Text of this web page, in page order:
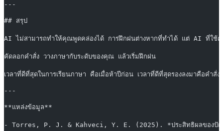
---
## สรุป
AI ไม่สามารถทำให้คุณพูดคล่องได้ การฝึกฝนต่างหากที่ทำได้ แต่ AI ที่ใช้ค
คัดลอกคำสั่ง วางภาษากับระดับของคุณ แล้วเริ่มฝึกฝน
เวลาที่ดีที่สุดในการเรียนภาษา คือเมื่อห้าปีก่อน เวลาที่ดีที่สุดรองลงมาคือคำสั่ง
---
**แหล่งข้อมูล**
- Torres, P. J. & Kahveci, Y. E. (2025). *ประสิทธิผลของปั